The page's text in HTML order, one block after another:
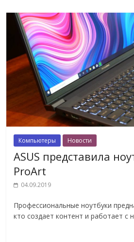
Компьютеры Новости
ASUS представила
ProArt
04.09.2019
Профессиональные ноутбуки
кто создает контент и работает с